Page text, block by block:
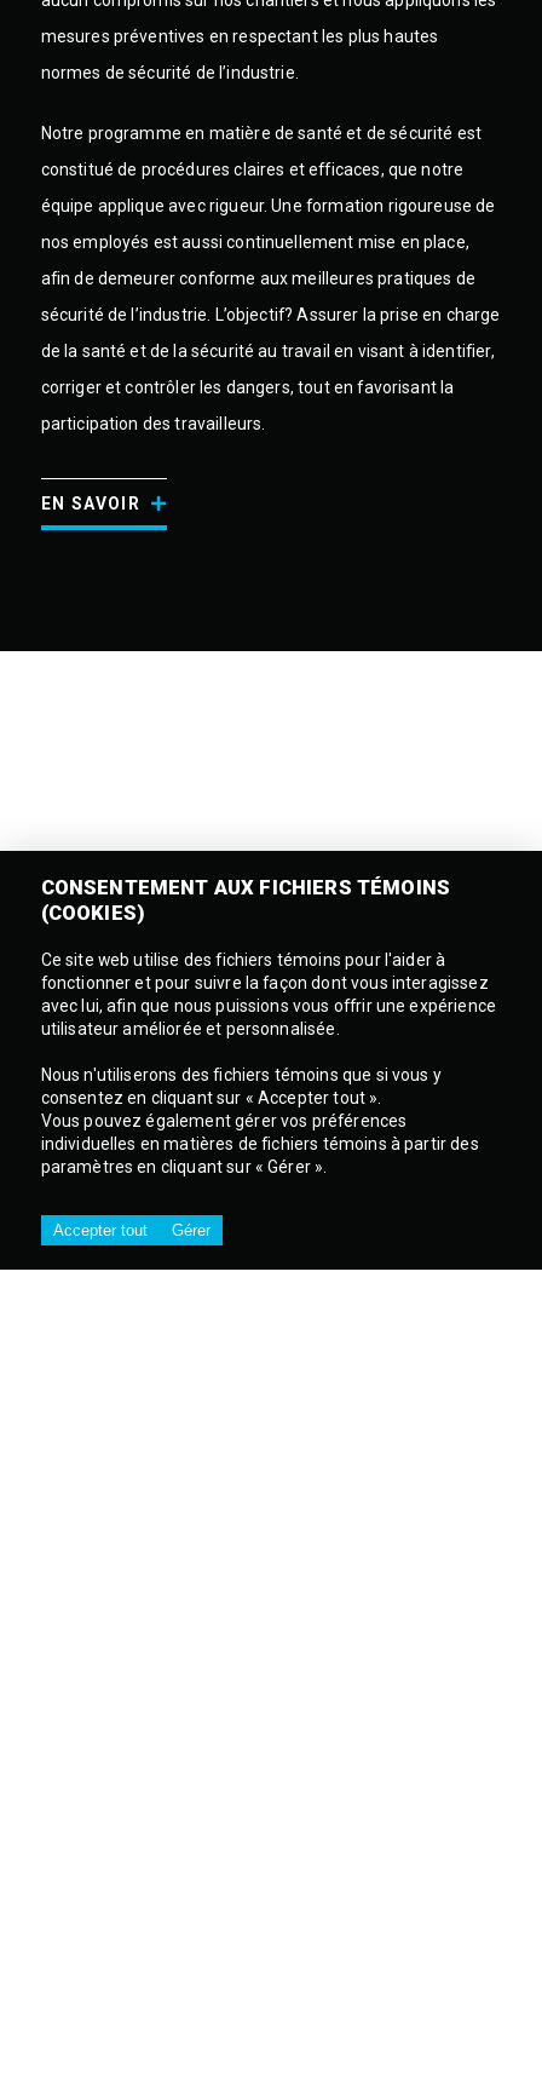
CONSENTEMENT AUX FICHIERS TÉMOINS
(COOKIES)
Ce site web utilise des fichiers témoins pour l'aider à
fonctionner et pour suivre la façon dont vous interagissez
avec lui, afin que nous puissions vous offrir une expérience
utilisateur améliorée et personnalisée.
Nous n'utiliserons des fichiers témoins que si vous y
consentez en cliquant sur « Accepter tout ».
Vous pouvez également gérer vos préférences
individuelles en matières de fichiers témoins à partir des
paramètres en cliquant sur « Gérer ».
Accepter tout Gérer
mesures préventives en respectant les plus hautes
normes de sécurité de l’industrie.
Notre programme en matière de santé et de sécurité est
constitué de procédures claires et efficaces, que notre
équipe applique avec rigueur. Une formation rigoureuse de
nos employés est aussi continuellement mise en place,
afin de demeurer conforme aux meilleures pratiques de
sécurité de l’industrie. L’objectif? Assurer la prise en charge
de la santé et de la sécurité au travail en visant à identifier,
corriger et contrôler les dangers, tout en favorisant la
participation des travailleurs.
EN SAVOIR